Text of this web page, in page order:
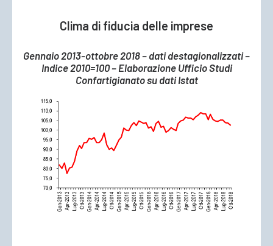
Clima di fiducia delle imprese
Gennaio 2013-ottobre 2018 – dati destagionalizzati –
Indice 2010=100 – Elaborazione Ufficio Studi
Confartigianato su dati Istat